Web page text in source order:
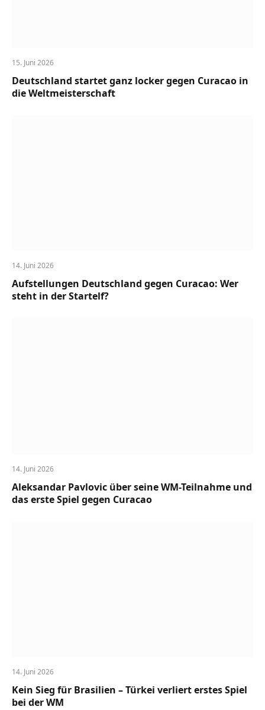
15. Juni 2026
Deutschland startet ganz locker gegen Curacao in
die Weltmeisterschaft
14. Juni 2026
Aufstellungen Deutschland gegen Curacao: Wer
steht in der Startelf?
14. Juni 2026
Aleksandar Pavlovic über seine WM-Teilnahme und
das erste Spiel gegen Curacao
14. Juni 2026
Kein Sieg für Brasilien – Türkei verliert erstes Spiel
bei der WM